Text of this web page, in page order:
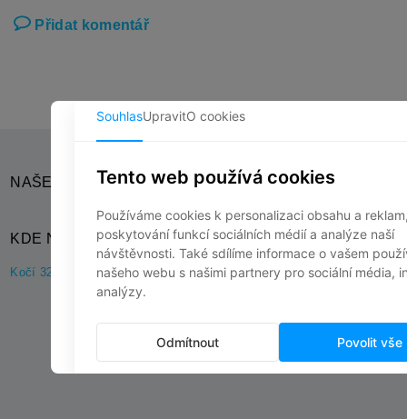
Přidat komentář
NAŠE SOCIÁLNÍ SÍTĚ
KDE NÁS NAJDETE?
Kočí 32, 538 61 Kočí